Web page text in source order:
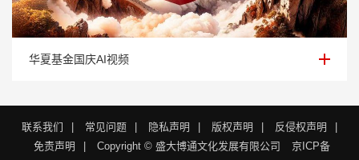
华夏基金国庆AI视频
华夏基金国庆AI视频
联系我们 | 常见问题 | 隐私声明 | 版权声明 | 反侵权声明
|
免责声明
| Copyright © 盛大博通文化发展有限公司
京ICP备